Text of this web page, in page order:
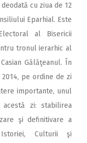
cu ziua de 12
Eparhial. Este
al Bisericii
tronul ierarhic al
Gălăţeanul. În
pe ordine de zi
importante, unul
zi: stabilirea
şi definitivare a
Culturii şi